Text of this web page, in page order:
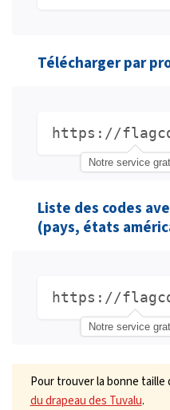
Télécharger par
https://
Notre service
Liste des codes
(pays, états
https://
Notre service
Pour trouver la bonne taille
du drapeau des Tuvalu.